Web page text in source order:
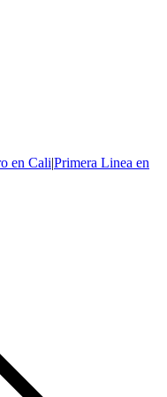
en Cali|Primera Linea en